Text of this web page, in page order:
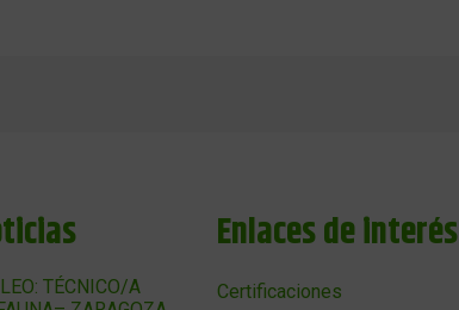
TÉCNICO/A
Enlaces de interés
Certificaciones